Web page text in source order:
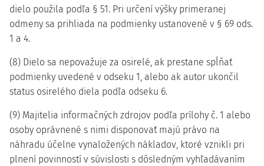
dielo použila podľa § 51. Pri určení výšky primeranej
odmeny sa prihliada na podmienky ustanovené v § 69 ods.
1 a 4.
(8) Dielo sa nepovažuje za osirelé, ak prestane spĺňať
podmienky uvedené v odseku 1, alebo ak autor ukončil
status osirelého diela podľa odseku 6.
(9) Majitelia informačných zdrojov podľa prílohy č. 1 alebo
osoby oprávnené s nimi disponovať majú právo na
náhradu účelne vynaložených nákladov, ktoré vznikli pri
plnení povinností v súvislosti s dôsledným vyhľadávaním